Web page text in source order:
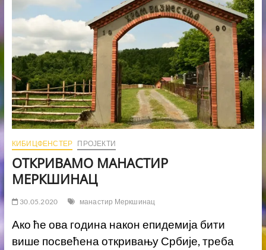
КИБИЦФЕНСТЕР ПРОЈЕКТИ
ОТКРИВАМО МАНАСТИР
МЕРКШИНАЦ
30.05.2020 манастир Меркшинац
Ако ће ова година након епидемија бити
више посвећена откривању Србије, треба